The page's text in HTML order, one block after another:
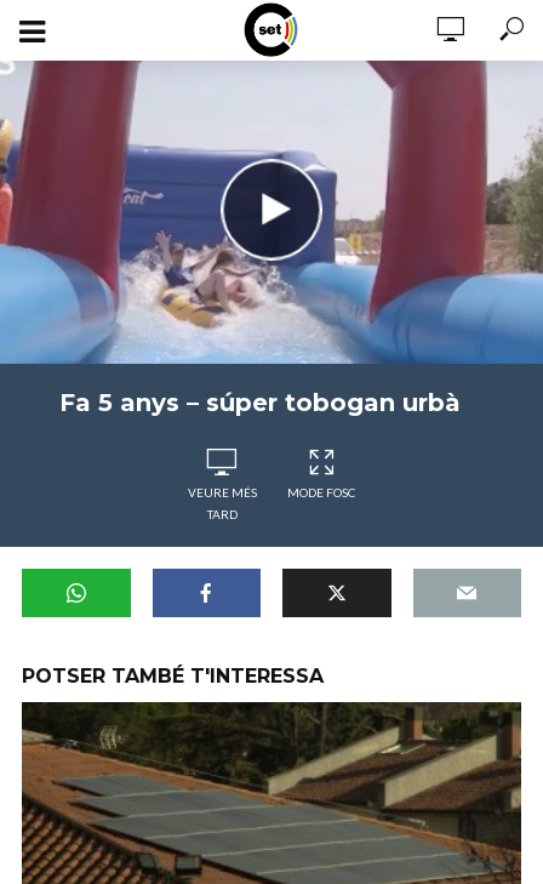
Fa 5 anys – súper tobogan urbà
VEURE MÉS
TARD
MODE FOSC
POTSER TAMBÉ T'INTERESSA